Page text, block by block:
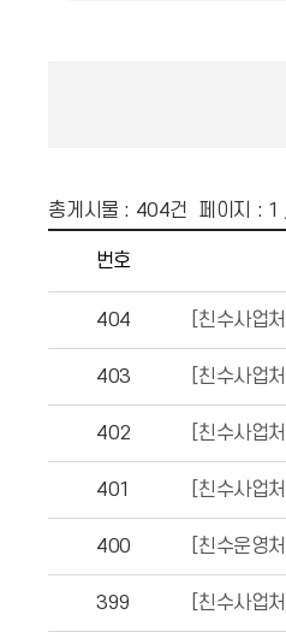
총게시물 : 404건 페이지 : 1
번호
404 [친수사업
403 [친수사업
402 [친수사업
401 [친수사업
400 [친수운영
399 [친수사업